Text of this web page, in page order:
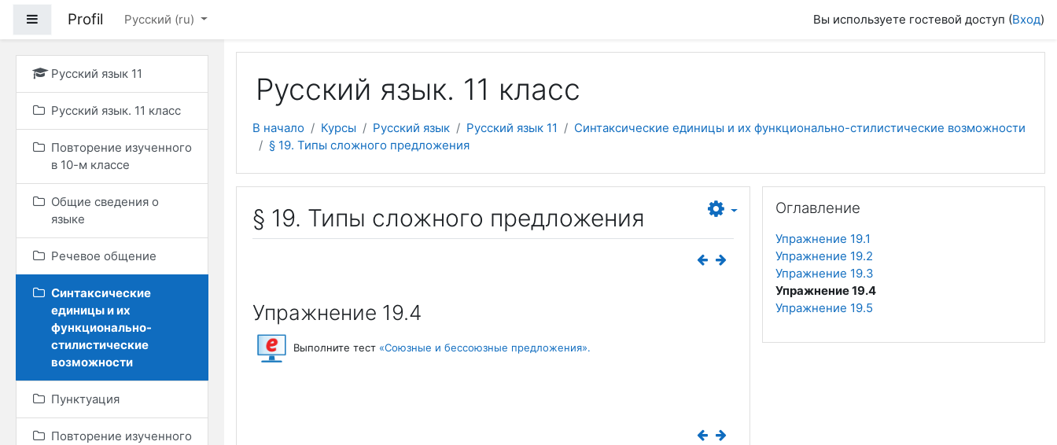
Боковая панель
Profil Русский ‎(ru)‎ Вы используете гостевой доступ (Вход)
Русский язык 11
Русский язык. 11 класс
Повторение изученного
в 10-м классе
Общие сведения о
языке
Речевое общение
Синтаксические
единицы и их
функционально-
стилистические
возможности
Пунктуация
Повторение изученного
Русский язык. 11 класс
В начало Курсы Русский язык Русский язык 11
Синтаксические единицы и их функционально-стилистические возможности
§ 19. Типы сложного предложения
§ 19. Типы сложного предложения
Упражнение 19.4
Выполните тест «Союзные и бессоюзные предложения».
Оглавление
Упражнение 19.1
Упражнение 19.2
Упражнение 19.3
Упражнение 19.4
Упражнение 19.5